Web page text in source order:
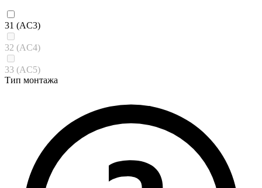
31 (AC3)
32 (AC4)
33 (AC5)
Тип монтажа